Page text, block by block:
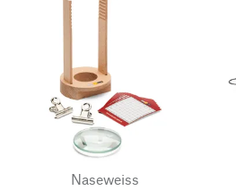
Naseweiss